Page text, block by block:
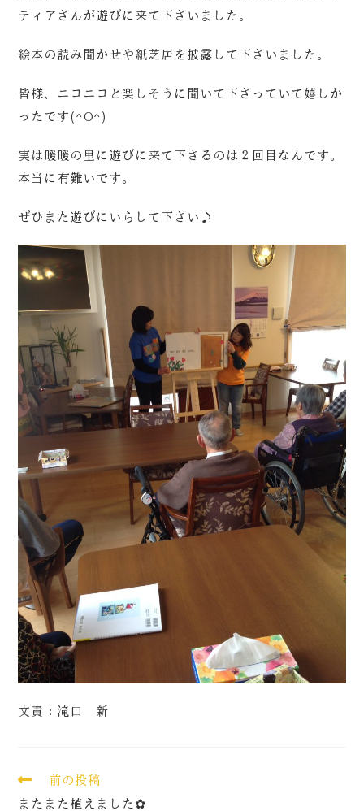
ティアさんが遊びに来て下さいました。
絵本の読み聞かせや紙芝居を披露して下さいました。
皆様、ニコニコと楽しそうに聞いて下さっていて嬉しか
ったです(^O^)
実は暖暖の里に遊びに来て下さるのは２回目なんです。
本当に有難いです。
ぜひまた遊びにいらして下さい♪
文責：滝口 新
前の投稿
またまた植えました✿